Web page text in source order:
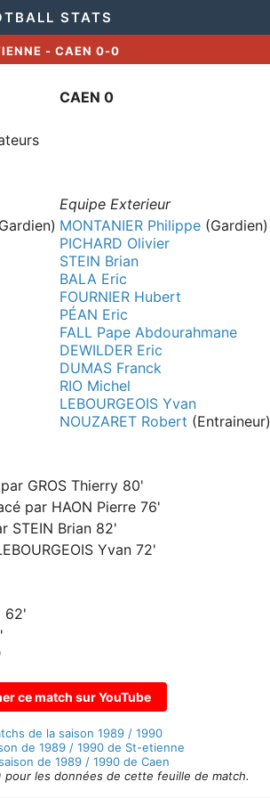
STATS
- CAEN 0-0
CAEN 0
Equipe Exterieur
MONTANIER Philippe (Gardien)
PICHARD Olivier
STEIN Brian
BALA Eric
FOURNIER Hubert
PÉAN Eric
FALL Pape Abdourahmane
DEWILDER Eric
DUMAS Franck
RIO Michel
LEBOURGEOIS Yvan
NOUZARET Robert (Entraineur)
GROS Thierry 80'
par HAON Pierre 76'
STEIN Brian 82'
Yvan 72'
62'
ce match sur YouTube
de la saison 1989 / 1990
de 1989 / 1990 de St-etienne
de 1989 / 1990 de Caen
pour les données de cette feuille de match.